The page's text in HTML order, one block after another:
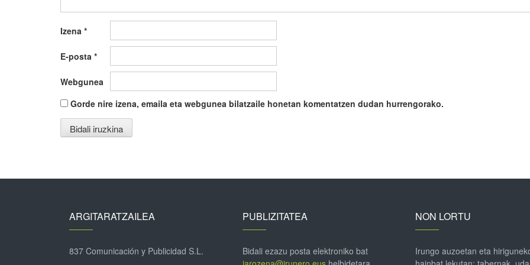
Izena *
E-posta *
Webgunea
Gorde nire izena, emaila eta webgunea bilatzaile honetan komentatzen dudan hurrengorako.
ARGITARATZAILEA
837 Comunicación y Publicidad S.L.
PUBLIZITATEA
Bidali ezazu posta elektroniko bat
NON LORTU
Irungo auzoetan eta